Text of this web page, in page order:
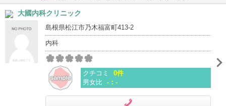
ホームペ
ージ
動画 写真 女医 駐車場
クレジッ
入院 予約 急患
大國内科クリニック
島根県松江市乃木福富町413-2
内科
クチコミ
0件
男女比 -：-